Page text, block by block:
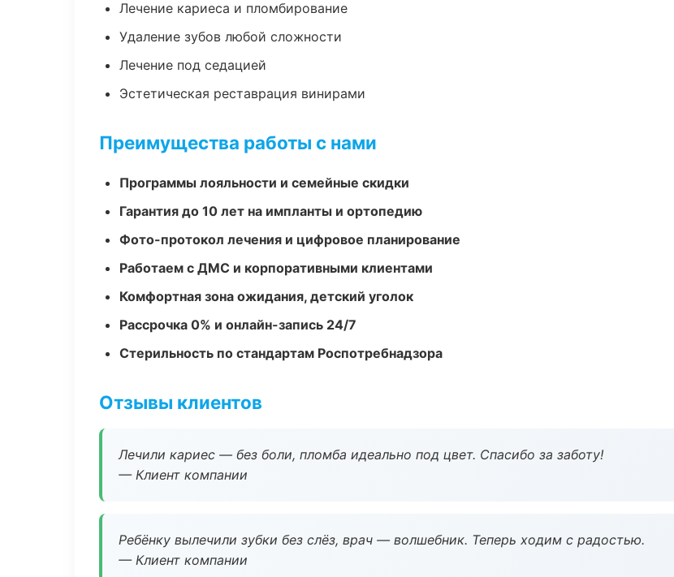
Лечение кариеса и пломбирование
Удаление зубов любой сложности
Лечение под седацией
Эстетическая реставрация винирами
Преимущества работы с нами
Программы лояльности и семейные скидки
Гарантия до 10 лет на импланты и ортопедию
Фото-протокол лечения и цифровое планирование
Работаем с ДМС и корпоративными клиентами
Комфортная зона ожидания, детский уголок
Рассрочка 0% и онлайн-запись 24/7
Стерильность по стандартам Роспотребнадзора
Отзывы клиентов
Лечили кариес — без боли, пломба идеально под цвет. Спасибо за заботу!
— Клиент компании
Ребёнку вылечили зубки без слёз, врач — волшебник. Теперь ходим с радостью.
— Клиент компании